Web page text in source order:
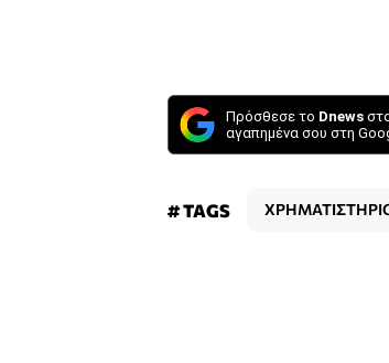
Πρόσθεσε το Dnews
αγαπημένα σου στη
# TAGS